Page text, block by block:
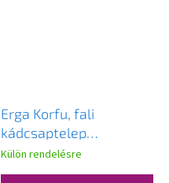
Erga Korfu, fali
kádcsaptelep
kézizuhany készlettel,
króm, ERG-YKA-
Külön rendelésre